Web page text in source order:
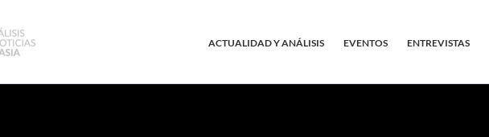
ACTUALIDAD Y ANÁLISIS EVENTOS ENTREVISTAS